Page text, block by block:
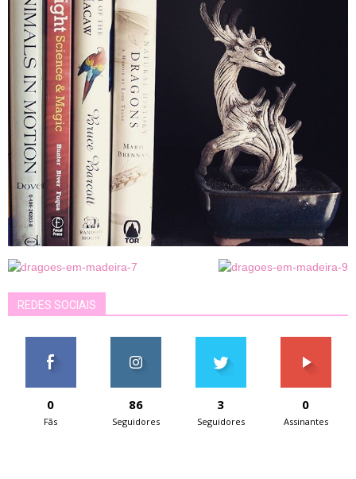
REDES SOCIAIS
0
Fãs
86
Seguidores
3
Seguidores
0
Assinantes